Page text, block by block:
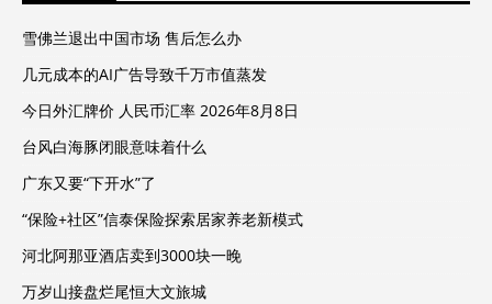
雪佛兰退出中国市场 售后怎么办
几元成本的AI广告导致千万市值蒸发
今日外汇牌价 人民币汇率 2026年8月8日
台风白海豚闭眼意味着什么
广东又要“下开水”了
“保险+社区”信泰保险探索居家养老新模式
河北阿那亚酒店卖到3000块一晚
万岁山接盘烂尾恒大文旅城